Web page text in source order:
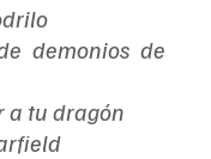
demonios de
a tu dragón